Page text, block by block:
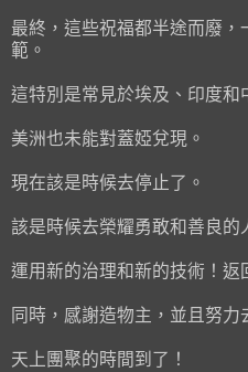
最終，這些祝福都半途而廢
範。
這特別是常見於埃及、印度和
美洲也未能對蓋婭兌現。
現在該是時候去停止了。
該是時候去榮耀勇敢和善良的
運用新的治理和新的技術！返
同時，感謝造物主，並且努力
天上團聚的時間到了！